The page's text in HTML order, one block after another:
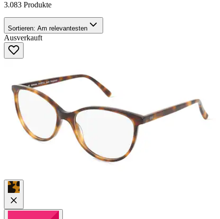
3.083 Produkte
Sortieren: Am relevantesten
Ausverkauft